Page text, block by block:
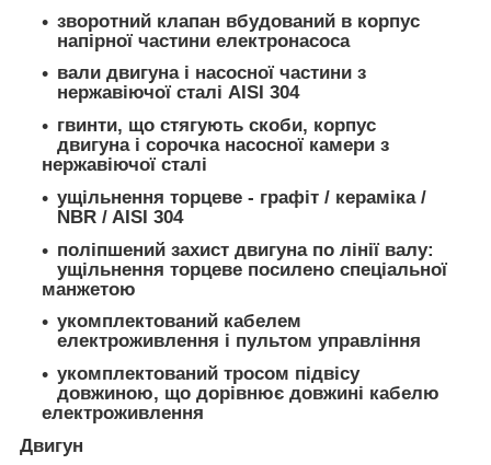
зворотний клапан вбудований в корпус
напірної частини електронасоса
вали двигуна і насосної частини з
нержавіючої сталі AISI 304
гвинти, що стягують скоби, корпус
двигуна і сорочка насосної камери з
нержавіючої сталі
ущільнення торцеве - графіт / кераміка /
NBR / AISI 304
поліпшений захист двигуна по лінії валу:
ущільнення торцеве посилено спеціальної
манжетою
укомплектований кабелем
електроживлення і пультом управління
укомплектований тросом підвісу
довжиною, що дорівнює довжині кабелю
електроживлення
Двигун